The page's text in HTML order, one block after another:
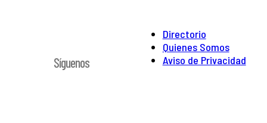
Directorio
Quienes Somos
Aviso de Privacidad
Síguenos